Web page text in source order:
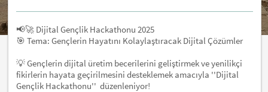
📢🚀 Dijital Gençlik Hackathonu 2025
🎯 Tema: Gençlerin Hayatını Kolaylaştıracak Dijital Çözümler
💡 Gençlerin dijital üretim becerilerini geliştirmek ve yenilikçi
fikirlerin hayata geçirilmesini desteklemek amacıyla ''Dijital
Gençlik Hackathonu'' düzenleniyor!